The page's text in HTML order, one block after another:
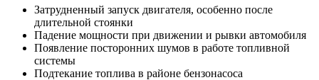
Затрудненный запуск двигателя, особенно после
длительной стоянки
Падение мощности при движении и рывки автомобиля
Появление посторонних шумов в работе топливной
системы
Подтекание топлива в районе бензонасоса